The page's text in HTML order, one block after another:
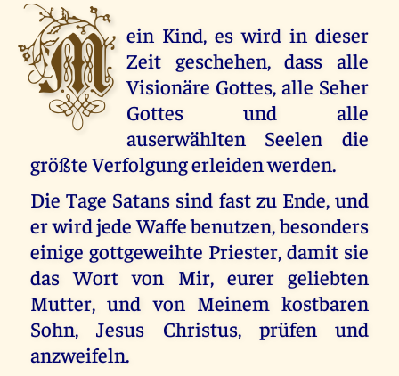
M ein Kind, es wird in dieser
Zeit geschehen, dass alle
Visionäre Gottes, alle Seher
Gottes und alle
auserwählten Seelen die
größte Verfolgung erleiden werden.
Die Tage Satans sind fast zu Ende, und
er wird jede Waffe benutzen, besonders
einige gottgeweihte Priester, damit sie
das Wort von Mir, eurer geliebten
Mutter, und von Meinem kostbaren
Sohn, Jesus Christus, prüfen und
anzweifeln.